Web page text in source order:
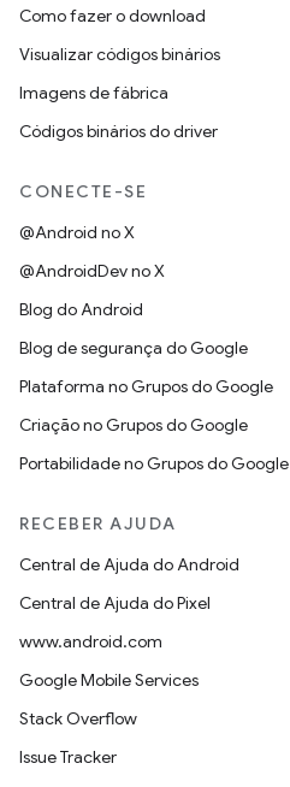
Como fazer o download
Visualizar códigos binários
Imagens de fábrica
Códigos binários do driver
CONECTE-SE
@Android no X
@AndroidDev no X
Blog do Android
Blog de segurança do Google
Plataforma no Grupos do Google
Criação no Grupos do Google
Portabilidade no Grupos do Google
RECEBER AJUDA
Central de Ajuda do Android
Central de Ajuda do Pixel
www.android.com
Google Mobile Services
Stack Overflow
Issue Tracker